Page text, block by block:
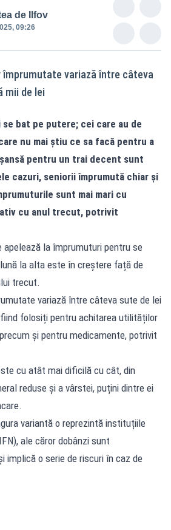
de Ilfov
09:26
împrumutate variază între câteva
mii de lei
bat pe putere; cei care au de
nu mai știu ce sa facă pentru a
pentru un trai decent sunt
cazuri, seniorii împrumută chiar și
sunt mai mari cu
cu anul trecut, potrivit
apelează la împrumuturi pentru se
la alta este în creștere față de
trecut.
variază între câteva sute de lei
fiind folosiți pentru achitarea utilităților
și pentru medicamente, potrivit
cu atât mai dificilă cu cât, din
reduse și a vârstei, puțini dintre ei
variantă o reprezintă instituțiile
ale căror dobânzi sunt
implică o serie de riscuri în caz de